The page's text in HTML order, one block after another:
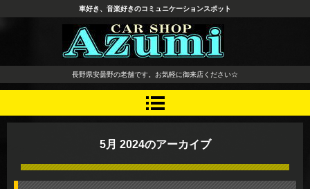
長野県 安曇野市 タイヤ ホ
イール デッドニング カーオ
ーディオ レカロシート
車好き、音楽好きのコミュニケーションスポット
長野県安曇野の老舗です。お気軽に御来店ください☆
5月 2024のアーカイブ